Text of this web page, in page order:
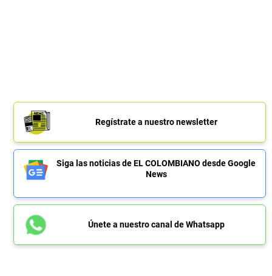
Regístrate a nuestro newsletter
Siga las noticias de EL COLOMBIANO desde Google
News
Únete a nuestro canal de Whatsapp